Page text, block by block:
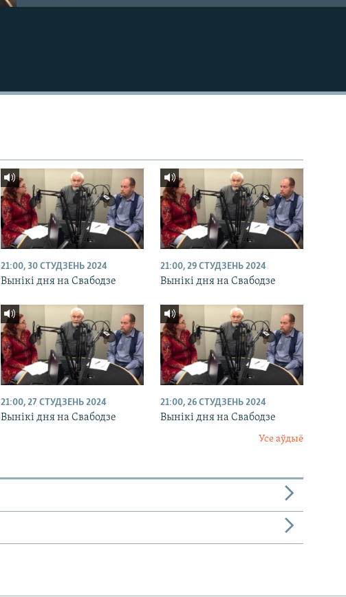
21:00, 30 СТУДЗЕНЬ 2024
Вынікі дня на Свабодзе
21:00, 29 СТУДЗЕНЬ 2024
Вынікі дня на Свабодзе
21:00, 27 СТУДЗЕНЬ 2024
Вынікі дня на Свабодзе
21:00, 26 СТУДЗЕНЬ 2024
Вынікі дня на Свабодзе
Усе аўдыё